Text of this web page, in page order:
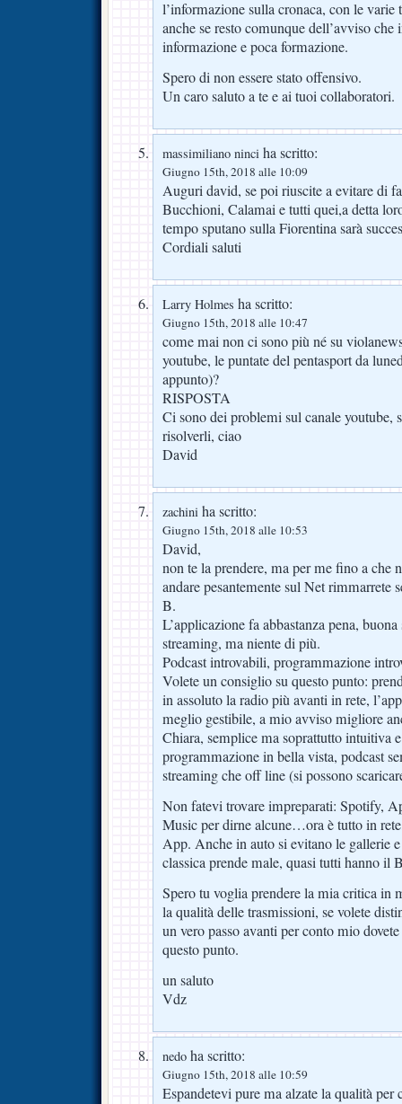
l’informazione sulla cronaca, con le varie
anche se resto comunque dell’avviso che
informazione e poca formazione.
Spero di non essere stato offensivo.
Un caro saluto a te e ai tuoi collaboratori.
massimiliano ninci ha scritto:
Giugno 15th, 2018 alle 10:09
Auguri david, se poi riuscite a evitare di
Bucchioni, Calamai e tutti quei,a detta
tempo sputano sulla Fiorentina sarà
Cordiali saluti
Larry Holmes ha scritto:
Giugno 15th, 2018 alle 10:47
come mai non ci sono più né su
youtube, le puntate del pentasport da
appunto)?
RISPOSTA
Ci sono dei problemi sul canale youtube,
risolverli, ciao
David
zachini ha scritto:
Giugno 15th, 2018 alle 10:53
David,
non te la prendere, ma per me fino a che
andare pesantemente sul Net rimmarrete
B.
L’applicazione fa abbastanza pena,
streaming, ma niente di più.
Podcast introvabili, programmazione
Volete un consiglio su questo punto:
in assoluto la radio più avanti in rete,
meglio gestibile, a mio avviso migliore
Chiara, semplice ma soprattutto intuitiva
programmazione in bella vista, podcast
streaming che off line (si possono
Non fatevi trovare impreparati: Spotify,
Music per dirne alcune…ora è tutto in
App. Anche in auto si evitano le gallerie
classica prende male, quasi tutti hanno il
Spero tu voglia prendere la mia critica in
la qualità delle trasmissioni, se volete
un vero passo avanti per conto mio
questo punto.
un saluto
Vdz
nedo ha scritto:
Giugno 15th, 2018 alle 10:59
Espandetevi pure ma alzate la qualità per